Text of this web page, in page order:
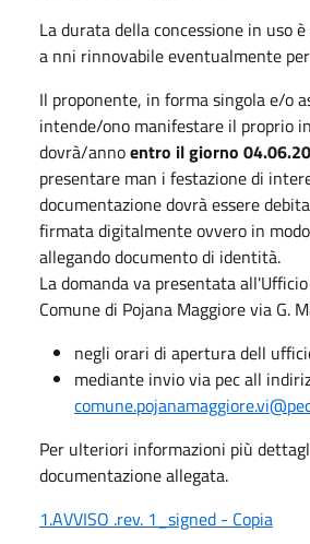
La durata della concessione in uso
a nni rinnovabile eventualmente
Il proponente, in forma singola e/o
intende/ono manifestare il proprio
dovrà/annoentro il giorno
presentare man i festazione di
documentazione dovrà essere
firmata digitalmente ovvero in
allegando documento di identità.
La domanda va presentata
Comune di Pojana Maggiore via G.
negli orari di apertura dell
mediante invio via pec all
Per ulteriori informazioni più
documentazione allegata.
1.AVVISO .rev. 1_signed - Copia